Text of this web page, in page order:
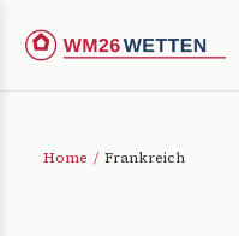
Home / Frankreich